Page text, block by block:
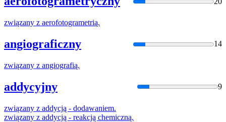
związany z aerofotogrametrią.
angiograficzny 14
związany z angiografią.
addycyjny 9
związany z addycją - dodawaniem.
związany z addycją - reakcją chemiczną.